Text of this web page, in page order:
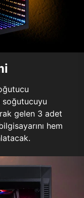
soğutucuyu
gelen 3 adet
hem